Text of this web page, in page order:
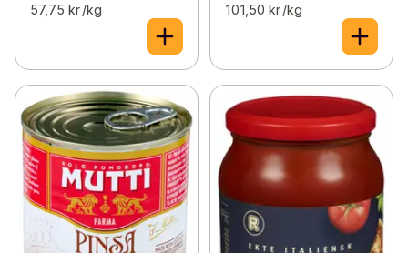
57,75 kr /kg 101,50 kr /kg